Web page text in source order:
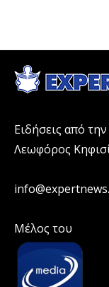
Ειδήσεις από
Λεωφόρος
Μέλος του